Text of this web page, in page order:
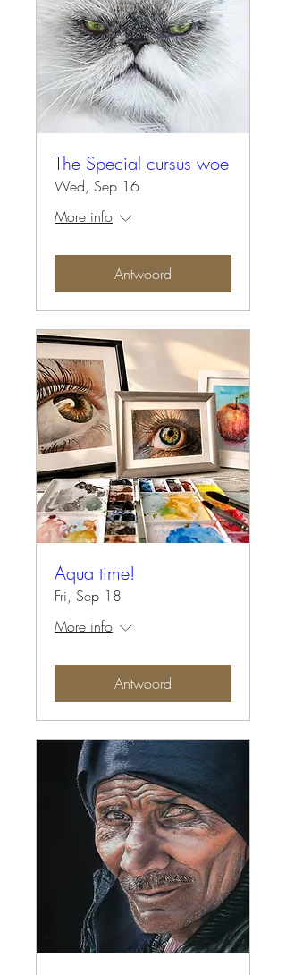
The Special cursus woe
Wed, Sep 16
More info
Antwoord
Aqua time!
Fri, Sep 18
More info
Antwoord